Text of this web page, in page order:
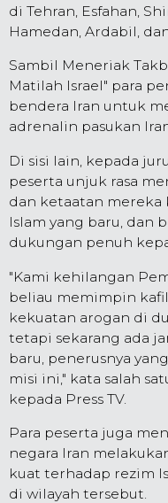
di Tehran, Esfahan,
Hamedan, Ardabil,
Sambil Meneriak
Matilah Israel" para
bendera Iran untuk
adrenalin pasukan
Di sisi lain, kepada
peserta unjuk rasa
dan ketaatan mereka
Islam yang baru, dan
dukungan penuh
"Kami kehilangan
beliau memimpin
kekuatan arogan di
tetapi sekarang ada
baru, penerusnya
misi ini," kata salah
kepada Press TV.
Para peserta juga
negara Iran
kuat terhadap rezim
di wilayah tersebut.